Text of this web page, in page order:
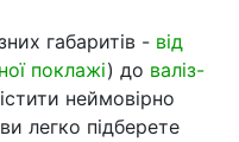
габаритів - від
поклажі) до валіз-
неймовірно
легко підберете